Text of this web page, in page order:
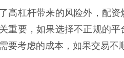
高杠杆带来的风险外，配
重要，如果选择不正规的
要考虑的成本，如果交易不